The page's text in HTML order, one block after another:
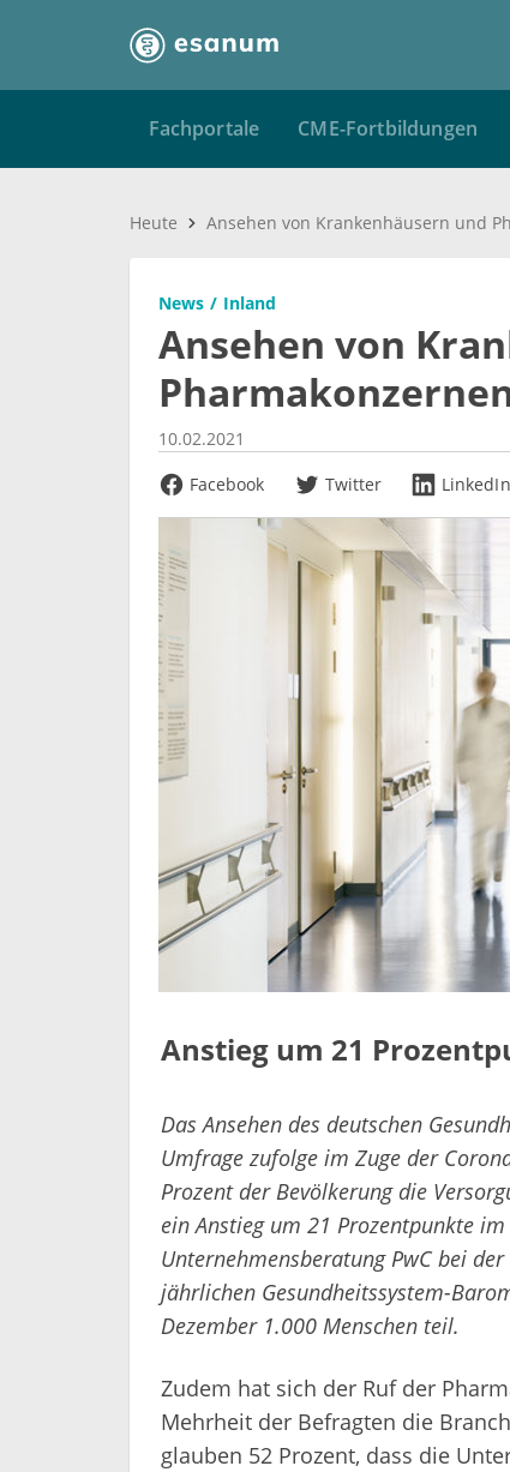
Fachportale CME-Fortbildungen
Heute
News Inland
Ansehen von
10.02.2021
Facebook
Twitter LinkedIn
Anstieg um 21
Das Ansehen des deutschen
Umfrage zufolge im Zuge der
Prozent der Bevölkerung die
ein Anstieg um 21 Prozentpunkte
Unternehmensberatung PwC bei
jährlichen Gesundheitssystem-
Dezember 1.000 Menschen teil.
Zudem hat sich der Ruf der
Mehrheit der Befragten die
glauben 52 Prozent, dass die